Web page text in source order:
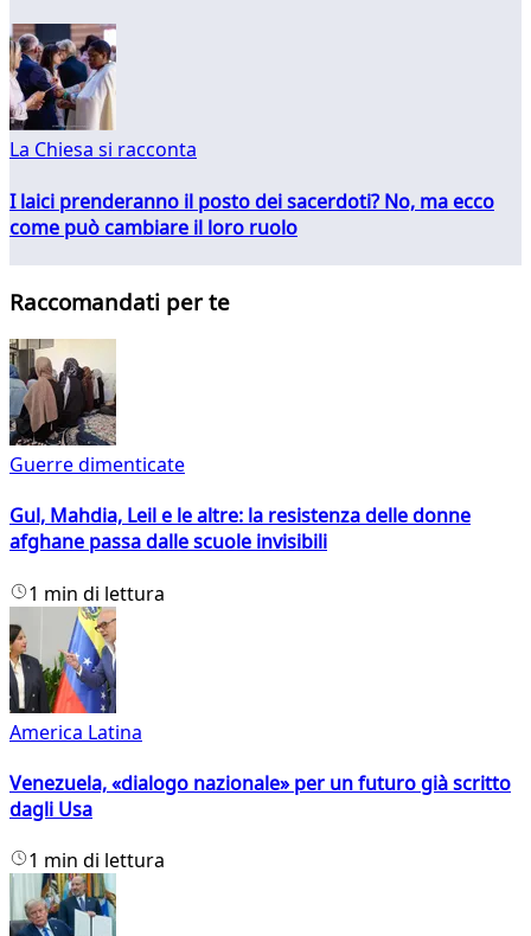
La Chiesa si racconta
I laici prenderanno il posto dei sacerdoti? No, ma ecco
come può cambiare il loro ruolo
Raccomandati per te
Guerre dimenticate
Gul, Mahdia, Leil e le altre: la resistenza delle donne
afghane passa dalle scuole invisibili
1 min di lettura
America Latina
Venezuela, «dialogo nazionale» per un futuro già scritto
dagli Usa
1 min di lettura